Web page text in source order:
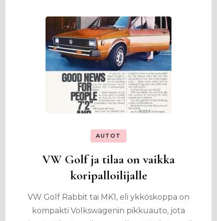
AUTOT
VW Golf ja tilaa on vaikka
koripalloilijalle
VW Golf Rabbit tai MK1, eli ykköskoppa on
kompakti Volkswagenin pikkuauto, jota